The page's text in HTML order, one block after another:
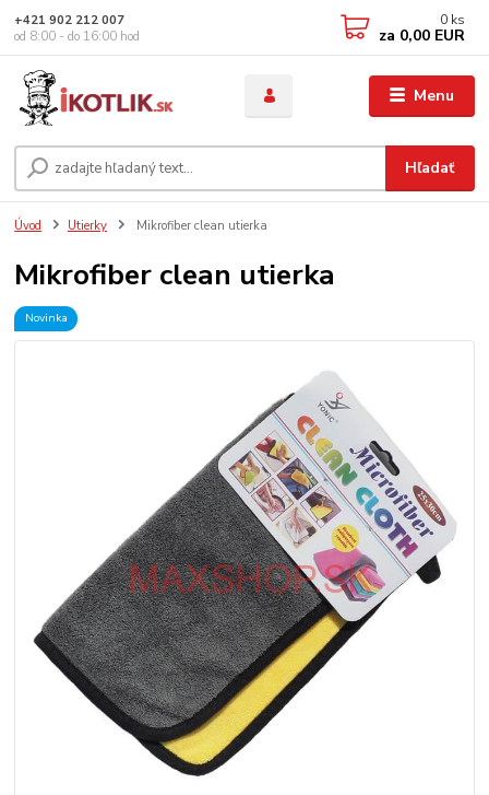
Menu
Hľadať
+421 902 212 007
od 8:00 - do 16:00 hod
0 ks
za 0,00 EUR
Úvod Utierky Mikrofiber clean utierka
Mikrofiber clean utierka
Novinka